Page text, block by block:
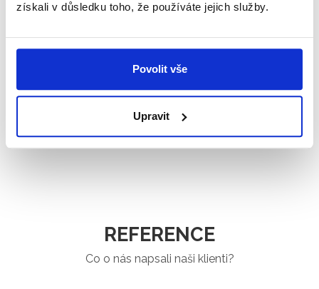
získali v důsledku toho, že používáte jejich služby.
Povolit vše
Upravit
Upozornění
Kontaktovat nás můžete v sobotu pouze telefonicky,
nikoliv emailem. Na objednávky a maily zaslané o
víkendu Vám dopovíme v pondělí. Děkujeme za
REFERENCE
Co o nás napsali naši klienti?